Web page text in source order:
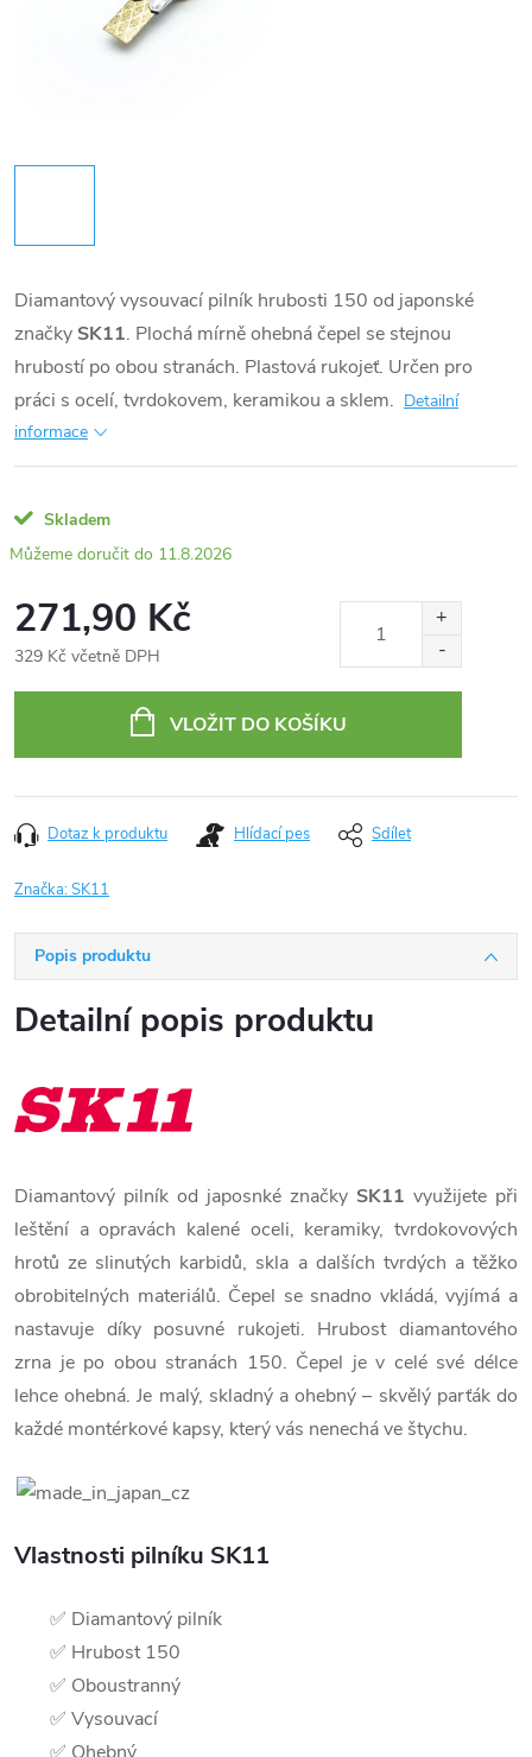
Diamantový vysouvací pilník hrubosti 150 od japonské
značky SK11. Plochá mírně ohebná čepel se stejnou
hrubostí po obou stranách. Plastová rukojeť. Určen pro
práci s ocelí, tvrdokovem, keramikou a sklem. Detailní
informace
Skladem
11.8.2026
271,90 Kč
329 Kč včetně DPH
VLOŽIT DO KOŠÍKU
Dotaz k produktu Hlídací pes Sdílet
Značka:SK11
Popis produktu
Detailní popis produktu
Diamantový pilník od japosnké značky SK11 využijete při
leštění a opravách kalené oceli, keramiky, tvrdokovových
hrotů ze slinutých karbidů, skla a dalších tvrdých a těžko
obrobitelných materiálů. Čepel se snadno vkládá, vyjímá a
nastavuje díky posuvné rukojeti. Hrubost diamantového
zrna je po obou stranách 150. Čepel je v celé své délce
lehce ohebná. Je malý, skladný a ohebný – skvělý parťák do
každé montérkové kapsy, který vás nenechá ve štychu.
Vlastnosti pilníku SK11
✅ Diamantový pilník
✅ Hrubost 150
✅ Oboustranný
✅ Vysouvací